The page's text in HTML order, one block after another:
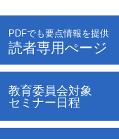
PDFでも要点情報を提供
読者専用ぺージ
教育委員会対象
セミナー日程